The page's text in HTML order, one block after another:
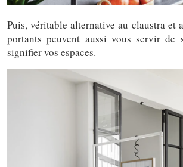
Puis, véritable alternative au claustra et
portants peuvent aussi vous servir de
signifier vos espaces.